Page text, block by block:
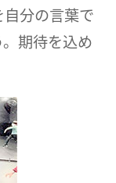
分の言葉で
期待を込め